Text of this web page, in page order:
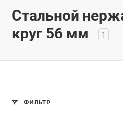
Стальной
круг 56 мм
1
ФИЛЬТР